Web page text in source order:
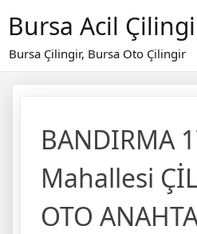
content
Bursa Acil
Bursa Çilingir, Bursa Oto Çilingir
BANDIRMA
Mahallesi
OTO